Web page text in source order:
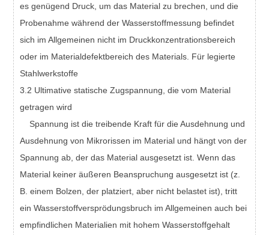
es genügend Druck, um das Material zu brechen, und die
Probenahme während der Wasserstoffmessung befindet
sich im Allgemeinen nicht im Druckkonzentrationsbereich
oder im Materialdefektbereich des Materials. Für legierte
Stahlwerkstoffe
3.2 Ultimative statische Zugspannung, die vom Material
getragen wird
Spannung ist die treibende Kraft für die Ausdehnung und
Ausdehnung von Mikrorissen im Material und hängt von der
Spannung ab, der das Material ausgesetzt ist. Wenn das
Material keiner äußeren Beanspruchung ausgesetzt ist (z.
B. einem Bolzen, der platziert, aber nicht belastet ist), tritt
ein Wasserstoffversprödungsbruch im Allgemeinen auch bei
empfindlichen Materialien mit hohem Wasserstoffgehalt